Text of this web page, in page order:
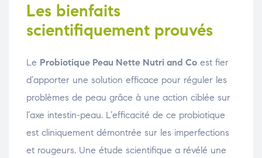
Les bienfaits
scientifiquement prouvés
Le Probiotique Peau Nette Nutri and Co est fier
d’apporter une solution efficace pour réguler les
problèmes de peau grâce à une action ciblée sur
l’axe intestin-peau. L’efficacité de ce probiotique
est cliniquement démontrée sur les imperfections
et rougeurs. Une étude scientifique a révélé une